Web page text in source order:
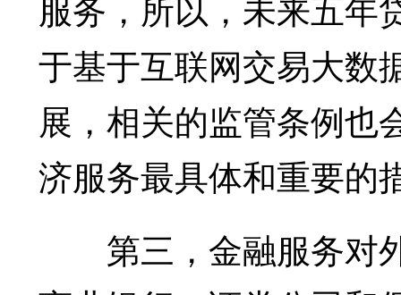
于基于互联网交易大数
展，相关的监管条例也
济服务最具体和重要的
第三，金融服务对